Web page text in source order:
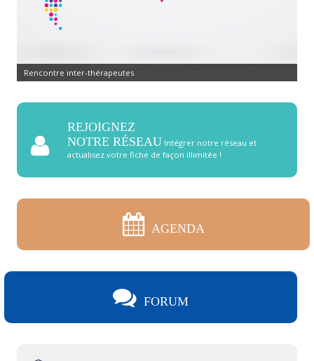
Rencontre inter-thérapeutes
REJOIGNEZ
NOTRE RÉSEAU Intégrer notre réseau et
actualisez votre fiche de façon illimitée !
AGENDA
FORUM